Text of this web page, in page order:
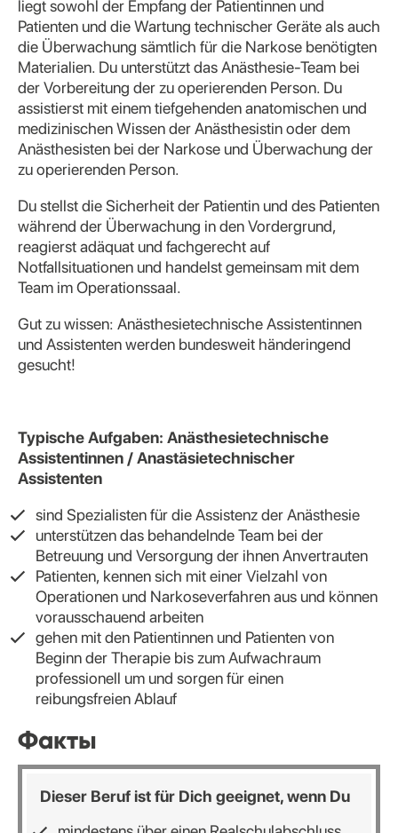
liegt sowohl der Empfang der Patientinnen und
Patienten und die Wartung technischer Geräte als auch
die Überwachung sämtlich für die Narkose benötigten
Materialien. Du unterstützt das Anästhesie-Team bei
der Vorbereitung der zu operierenden Person. Du
assistierst mit einem tiefgehenden anatomischen und
medizinischen Wissen der Anästhesistin oder dem
Anästhesisten bei der Narkose und Überwachung der
zu operierenden Person.
Du stellst die Sicherheit der Patientin und des Patienten
während der Überwachung in den Vordergrund,
reagierst adäquat und fachgerecht auf
Notfallsituationen und handelst gemeinsam mit dem
Team im Operationssaal.
Gut zu wissen: Anästhesietechnische Assistentinnen
und Assistenten werden bundesweit händeringend
gesucht!
Typische Aufgaben: Anästhesietechnische
Assistentinnen / Anastäsietechnischer
Assistenten
sind Spezialisten für die Assistenz der Anästhesie
unterstützen das behandelnde Team bei der
Betreuung und Versorgung der ihnen Anvertrauten
Patienten, kennen sich mit einer Vielzahl von
Operationen und Narkoseverfahren aus und können
vorausschauend arbeiten
gehen mit den Patientinnen und Patienten von
Beginn der Therapie bis zum Aufwachraum
professionell um und sorgen für einen
reibungsfreien Ablauf
Факты
Dieser Beruf ist für Dich geeignet, wenn Du